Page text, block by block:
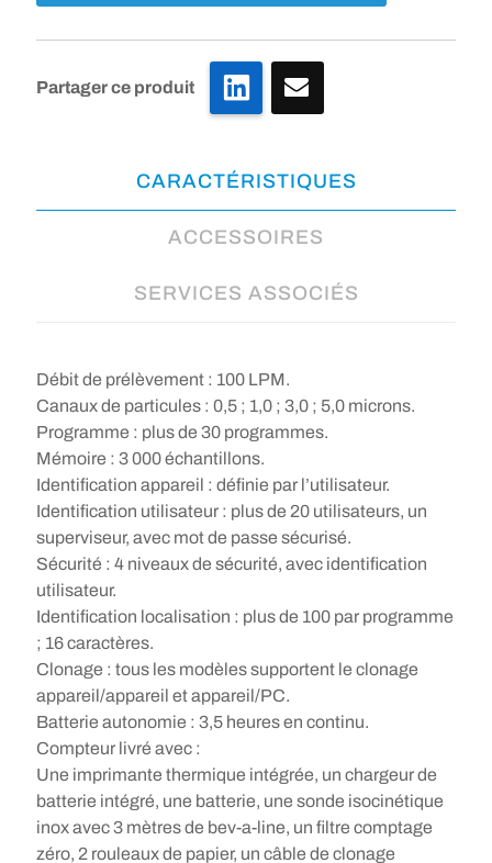
Partager ce produit LinkedIn
CARACTÉRISTIQUES
ACCESSOIRES
SERVICES ASSOCIÉS
Débit de prélèvement : 100 LPM.
Canaux de particules : 0,5 ; 1,0 ; 3,0 ; 5,0 microns.
Programme : plus de 30 programmes.
Mémoire : 3 000 échantillons.
Identification appareil : définie par l’utilisateur.
Identification utilisateur : plus de 20 utilisateurs, un
superviseur, avec mot de passe sécurisé.
Sécurité : 4 niveaux de sécurité, avec identification
utilisateur.
Identification localisation : plus de 100 par programme
; 16 caractères.
Clonage : tous les modèles supportent le clonage
appareil/appareil et appareil/PC.
Batterie autonomie : 3,5 heures en continu.
Compteur livré avec :
Une imprimante thermique intégrée, un chargeur de
batterie intégré, une batterie, une sonde isocinétique
inox avec 3 mètres de bev-a-line, un filtre comptage
zéro, 2 rouleaux de papier, un câble de clonage